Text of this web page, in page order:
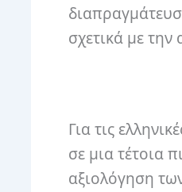
σχετικά με
Για τις
σε μια τέτοια
αξιολόγηση